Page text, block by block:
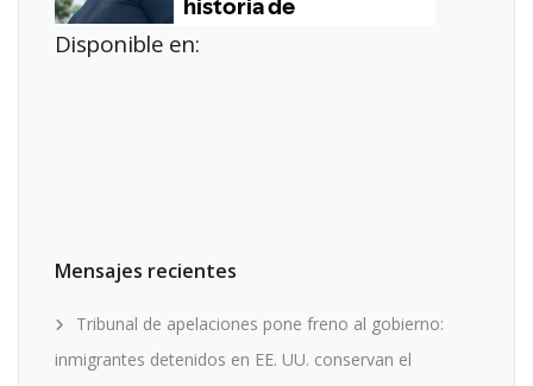
Disponible en:
Mensajes recientes
Tribunal de apelaciones pone freno al gobierno:
inmigrantes detenidos en EE. UU. conservan el